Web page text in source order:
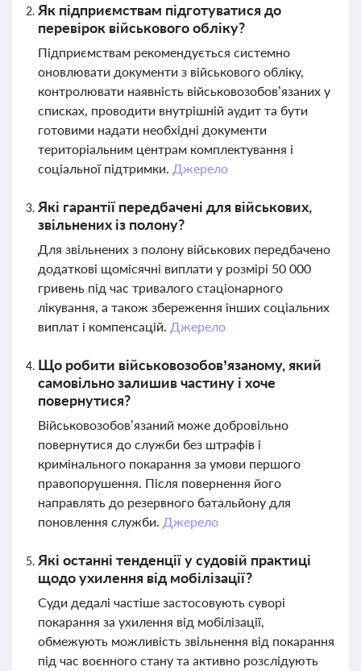
Як підприємствам підготуватися до
перевірок військового обліку?
Підприємствам рекомендується системно
оновлювати документи з військового обліку,
контролювати наявність військовозобов’язаних у
списках, проводити внутрішній аудит та бути
готовими надати необхідні документи
територіальним центрам комплектування і
соціальної підтримки. Джерело
Які гарантії передбачені для військових,
звільнених із полону?
Для звільнених з полону військових передбачено
додаткові щомісячні виплати у розмірі 50 000
гривень під час тривалого стаціонарного
лікування, а також збереження інших соціальних
виплат і компенсацій. Джерело
Що робити військовозобов’язаному, який
самовільно залишив частину і хоче
повернутися?
Військовозобов’язаний може добровільно
повернутися до служби без штрафів і
кримінального покарання за умови першого
правопорушення. Після повернення його
направлять до резервного батальйону для
поновлення служби. Джерело
Які останні тенденції у судовій практиці
щодо ухилення від мобілізації?
Суди дедалі частіше застосовують суворі
покарання за ухилення від мобілізації,
обмежують можливість звільнення від покарання
під час воєнного стану та активно розслідують